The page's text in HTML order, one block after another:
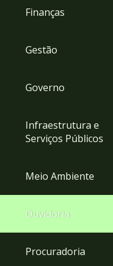
Finanças
Gestão
Governo
Infraestrutura e
Serviços Públicos
Meio Ambiente
Ouvidoria
Procuradoria